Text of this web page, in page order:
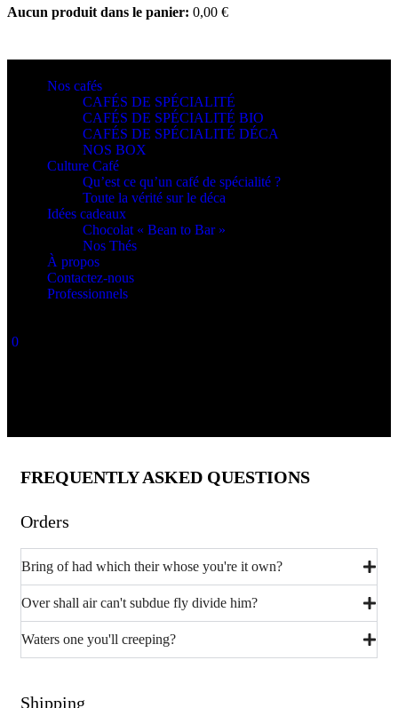
Aucun produit dans le panier: 0,00 €
Nos cafés
CAFÉS DE SPÉCIALITÉ
CAFÉS DE SPÉCIALITÉ BIO
CAFÉS DE SPÉCIALITÉ DÉCA
NOS BOX
Culture Café
Qu’est ce qu’un café de spécialité ?
Toute la vérité sur le déca
Idées cadeaux
Chocolat « Bean to Bar »
Nos Thés
À propos
Contactez-nous
Professionnels
0
FREQUENTLY ASKED QUESTIONS
Orders
Bring of had which their whose you're it own?
Over shall air can't subdue fly divide him?
Waters one you'll creeping?
Shipping